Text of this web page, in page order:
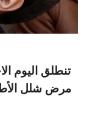
تنطلق اليوم
مرض شلل